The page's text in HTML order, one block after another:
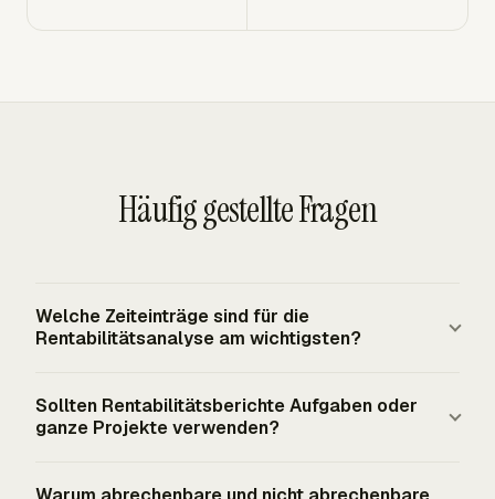
Häufig gestellte Fragen
Welche Zeiteinträge sind für die
Rentabilitätsanalyse am wichtigsten?
Projekt, Aufgabe oder Arbeitspaket, Stunden,
abrechenbaren Status, Satz und Notizen, die die Arbeit
Sollten Rentabilitätsberichte Aufgaben oder
ganze Projekte verwenden?